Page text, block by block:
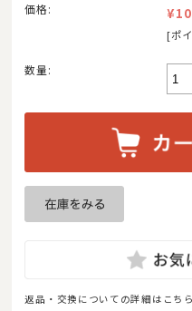
価格:
[ポ
数量:
返品・交換についての詳細はこちら